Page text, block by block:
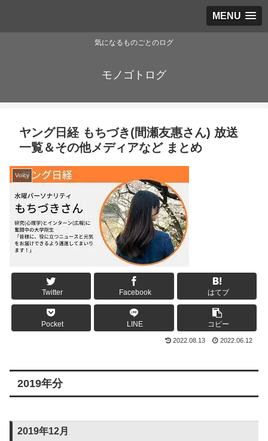
MENU
気になるものごとのログ
モノゴトログ
ヤング日経 もちづき(間瀬友惠さん) 放送
一覧＆その他メディアなど まとめ
Voicy
Twitter Facebook はてブ
Pocket LINE コピー
2022.08.13 2022.06.12
2019年分
2019年12月